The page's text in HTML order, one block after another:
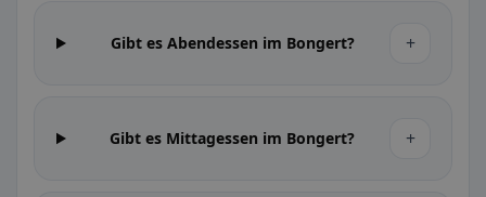
Gibt es Abendessen im Bongert? +
Gibt es Mittagessen im Bongert? +